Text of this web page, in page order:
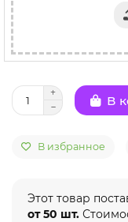
В
В избранное
Этот товар
от 50 шт.